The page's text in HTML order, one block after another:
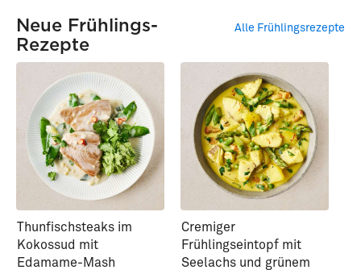
Neue Frühlings-
Rezepte
Alle Frühlingsrezepte
Thunfischsteaks im
Kokossud mit
Edamame-Mash
Cremiger
Frühlingseintopf mit
Seelachs und grünem